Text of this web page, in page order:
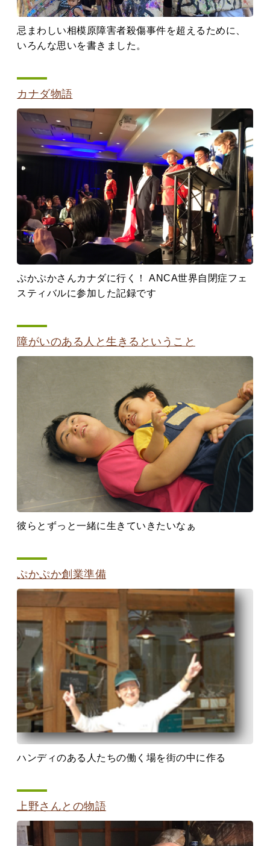
忌まわしい相模原障害者殺傷事件を超えるために、
いろんな思いを書きました。
カナダ物語
ぷかぷかさんカナダに行く！ ANCA世界自閉症フェ
スティバルに参加した記録です
障がいのある人と生きるということ
彼らとずっと一緒に生きていきたいなぁ
ぷかぷか創業準備
ハンディのある人たちの働く場を街の中に作る
上野さんとの物語